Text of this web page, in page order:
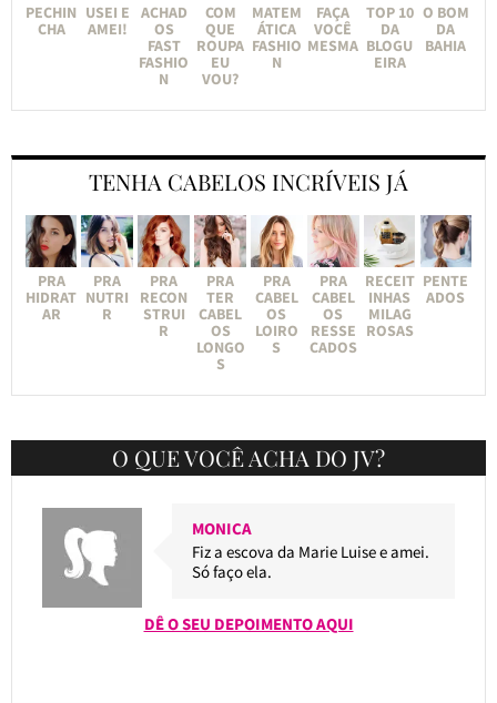
PECHIN
CHA
USEI E
AMEI!
ACHAD
OS
FAST
FASHIO
N
COM
QUE
ROUPA
EU
VOU?
MATEM
ÁTICA
FASHIO
N
FAÇA
VOCÊ
MESMA
TOP 10
DA
BLOGU
EIRA
O BOM
DA
BAHIA
TENHA CABELOS INCRÍVEIS JÁ
PRA
HIDRAT
AR
PRA
NUTRI
R
PRA
RECON
STRUI
R
PRA
TER
CABEL
OS
LONGO
S
PRA
CABEL
OS
LOIRO
S
PRA
CABEL
OS
RESSE
CADOS
RECEIT
INHAS
MILAG
ROSAS
PENTE
ADOS
O QUE VOCÊ ACHA DO JV?
MONICA
Fiz a escova da Marie Luise e amei.
Só faço ela.
DÊ O SEU DEPOIMENTO AQUI